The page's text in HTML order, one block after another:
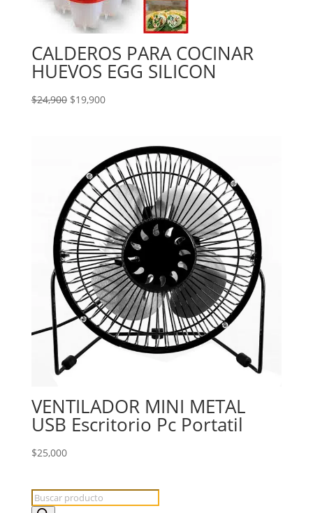
CALDEROS PARA COCINAR
HUEVOS EGG SILICON
$24,900 El
$24,900.
$19,900El
$19,900.
VENTILADOR MINI METAL
USB Escritorio Pc Portatil
$25,000
Búsqueda